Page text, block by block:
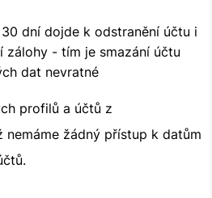
30 dní dojde k odstranění účtu i
zálohy - tím je smazání účtu
dat nevratné
profilů a účtů z
nemáme žádný přístup k datům